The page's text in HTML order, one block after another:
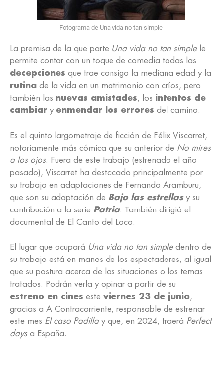
Fotograma de Una vida no tan simple
La premisa de la que parte Una vida no tan simplele
permite contar con un toque de comedia todas las
decepciones que trae consigo la mediana edad y la
rutina de la vida en un matrimonio con críos, pero
también las nuevas amistades, los intentos de
cambiar y enmendar los errores del camino.
Es el quinto largometraje de ficción de Félix Viscarret,
notoriamente más cómica que su anterior de No mires
a los ojos. Fuera de este trabajo (estrenado el año
pasado), Viscarret ha destacado principalmente por
su trabajo en adaptaciones de Fernando Aramburu,
que son su adaptación de Bajo las estrellasy su
contribución a la serie Patria. También dirigió el
documental de El Canto del Loco.
El lugar que ocupará Una vida no tan simpledentro de
su trabajo está en manos de los espectadores, al igual
que su postura acerca de las situaciones o los temas
tratados. Podrán verla y opinar a partir de su
estreno en cines este viernes 23 de junio,
gracias a A Contracorriente, responsable de estrenar
este mes El caso Padillay que, en 2024, traerá Perfect
days a España.